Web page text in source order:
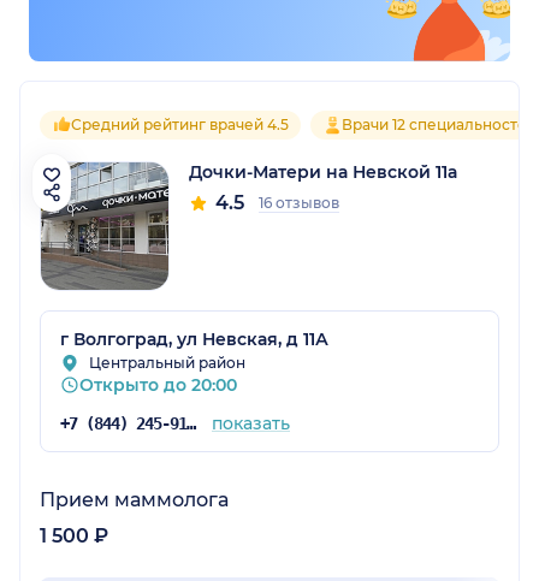
Средний рейтинг врачей 4.5 Врачи 12 специальностей
Дочки-Матери на Невской 11а
4.5 16 отзывов
г Волгоград, ул Невская, д 11А
Центральный район
Открыто до 20:00
+7 (844) 245-91-31 показать
Прием маммолога
1 500 ₽